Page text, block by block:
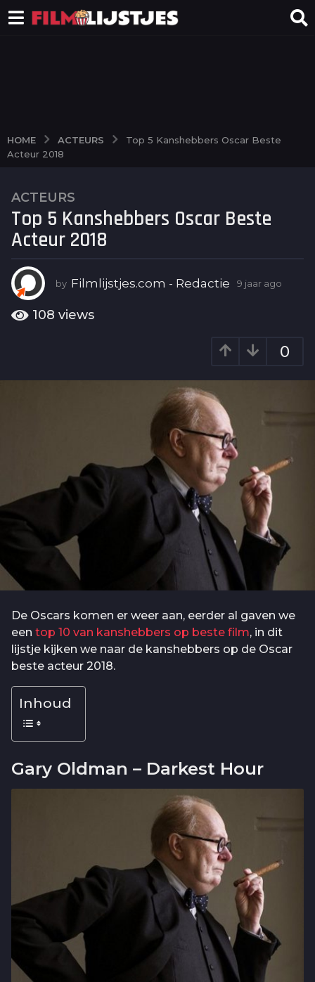
HOME ACTEURS
Top 5 Kanshebbers Oscar Beste
Acteur 2018
9
j
a
a
a
g
o
a
ACTEURS
Top 5 Kanshebbers Oscar Beste
Acteur 2018
by Filmlijstjes.com - Redactie 9 jaar ago
a
108 views
0
De Oscars komen er weer aan, eerder al gaven we
een top 10 van kanshebbers op beste film, in dit
lijstje kijken we naar de kanshebbers op de Oscar
beste acteur 2018.
Inhoud
Gary Oldman – Darkest Hour